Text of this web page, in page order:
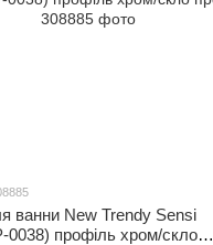
ванни New Trendy Sensi
0038) профіль хром/скло